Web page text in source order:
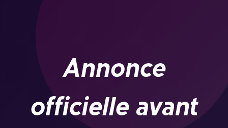
Annonce
officielle avant